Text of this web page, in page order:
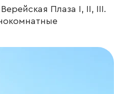
Плаза I, II, III.